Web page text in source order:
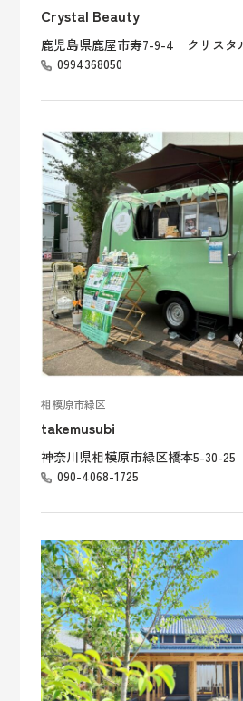
Crystal Beauty
鹿児島県鹿屋市寿7-9-4 クリスタ
0994368050
相模原市緑区
takemusubi
神奈川県相模原市緑区橋本5-30-25
090-4068-1725